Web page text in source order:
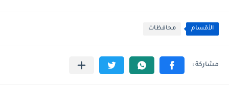
الأقسام محافظات